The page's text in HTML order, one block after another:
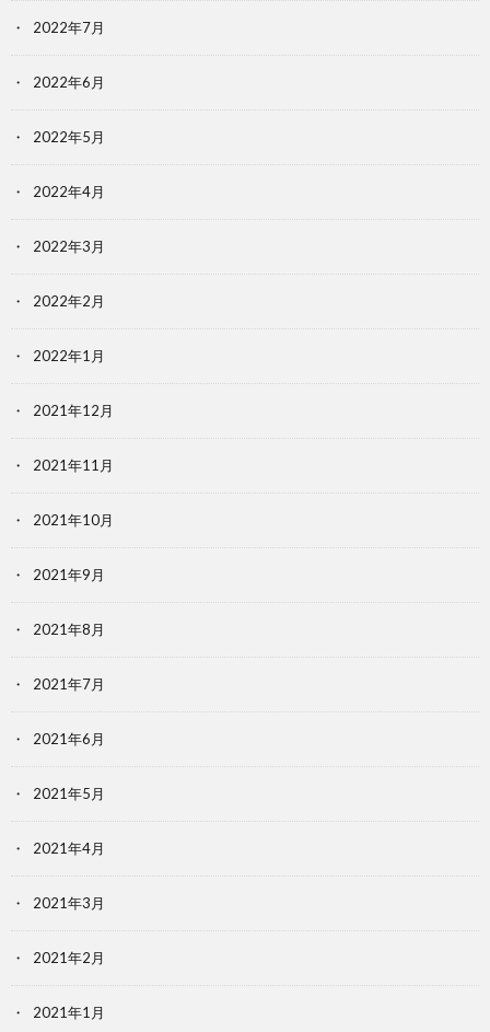
2022年7月
2022年6月
2022年5月
2022年4月
2022年3月
2022年2月
2022年1月
2021年12月
2021年11月
2021年10月
2021年9月
2021年8月
2021年7月
2021年6月
2021年5月
2021年4月
2021年3月
2021年2月
2021年1月